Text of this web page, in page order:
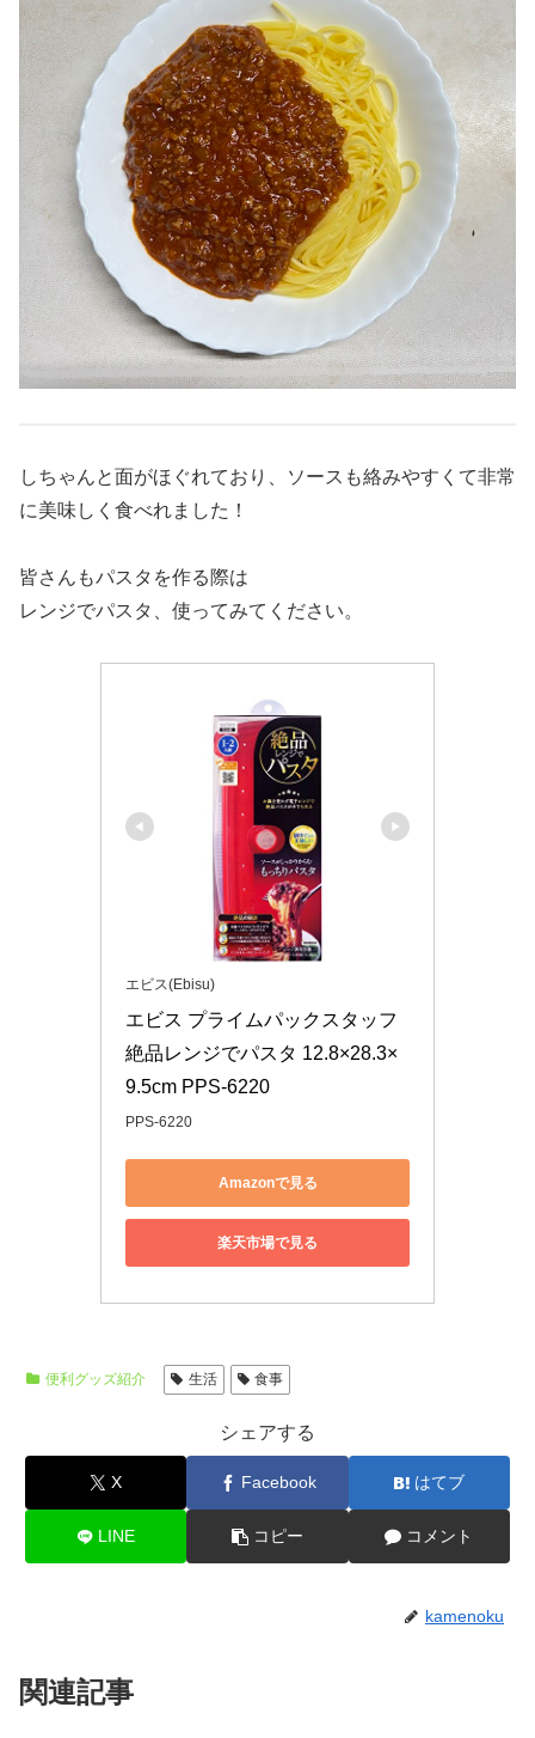
しちゃんと面がほぐれており、ソースも絡みやすくて非常
に美味しく食べれました！
皆さんもパスタを作る際は
レンジでパスタ、使ってみてください。
エビス(Ebisu)
エビス プライムパックスタッフ
絶品レンジでパスタ 12.8×28.3×
9.5cm PPS-6220
PPS-6220
Amazonで見る
楽天市場で見る
便利グッズ紹介 生活 食事
シェアする
X Facebook はてブ
LINE コピー コメント
kamenoku
関連記事